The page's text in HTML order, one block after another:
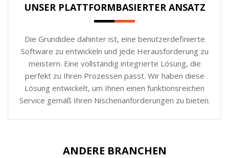
UNSER PLATTFORMBASIERTER ANSATZ
Die Grundidee dahinter ist, eine benutzerdefinierte
Software zu entwickeln und jede Herausforderung zu
meistern. Eine vollständig integrierte Lösung, die
perfekt zu Ihren Prozessen passt. Wir haben diese
Lösung entwickelt, um Ihnen einen funktionsreichen
Service gemäß Ihren Nischenanforderungen zu bieten.
ANDERE BRANCHEN